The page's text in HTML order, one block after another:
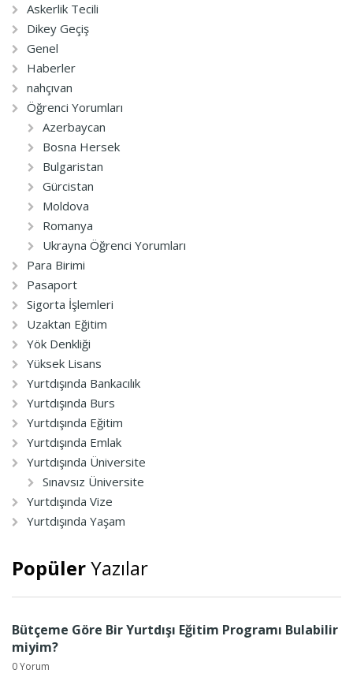
Askerlik Tecili
Dikey Geçiş
Genel
Haberler
nahçıvan
Öğrenci Yorumları
Azerbaycan
Bosna Hersek
Bulgaristan
Gürcistan
Moldova
Romanya
Ukrayna Öğrenci Yorumları
Para Birimi
Pasaport
Sigorta İşlemleri
Uzaktan Eğitim
Yök Denkliği
Yüksek Lisans
Yurtdışında Bankacılık
Yurtdışında Burs
Yurtdışında Eğitim
Yurtdışında Emlak
Yurtdışında Üniversite
Sınavsız Üniversite
Yurtdışında Vize
Yurtdışında Yaşam
PopülerYazılar
Bütçeme Göre Bir Yurtdışı Eğitim Programı Bulabilir
miyim?
0 Yorum